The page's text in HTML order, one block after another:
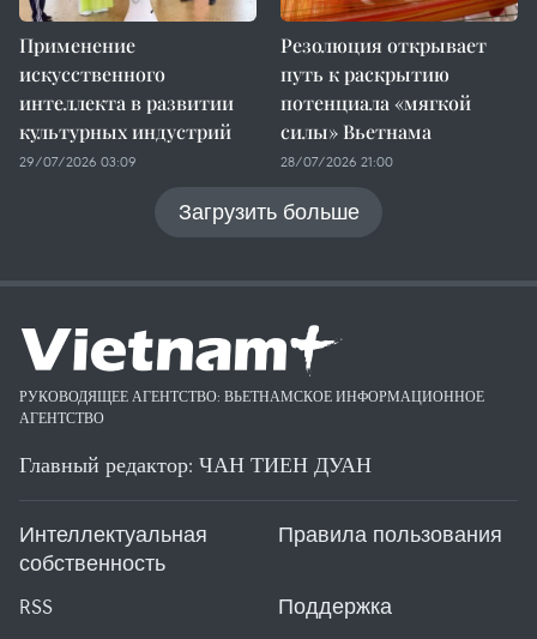
Применение
искусственного
интеллекта в развитии
культурных индустрий
29/07/2026 03:09
Резолюция открывает
путь к раскрытию
потенциала «мягкой
силы» Вьетнама
28/07/2026 21:00
Загрузить больше
РУКОВОДЯЩЕЕ АГЕНТСТВО: ВЬЕТНАМСКОЕ ИНФОРМАЦИОННОЕ
АГЕНТСТВО
Главный редактор: ЧАН ТИЕН ДУАН
Интеллектуальная
собственность
Правила пользования
RSS
Поддержка